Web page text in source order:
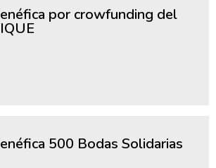
por crowfunding del
500 Bodas Solidarias